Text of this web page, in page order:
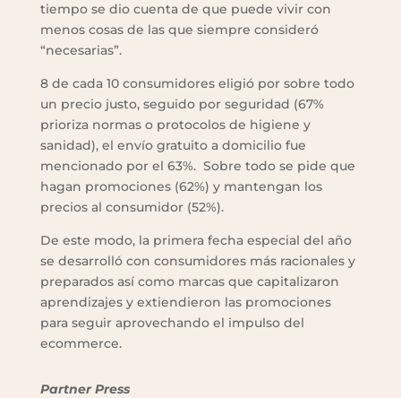
tiempo se dio cuenta de que puede vivir con
menos cosas de las que siempre consideró
“necesarias”.
8 de cada 10 consumidores eligió por sobre todo
un precio justo, seguido por seguridad (67%
prioriza normas o protocolos de higiene y
sanidad), el envío gratuito a domicilio fue
mencionado por el 63%. Sobre todo se pide que
hagan promociones (62%) y mantengan los
precios al consumidor (52%).
De este modo, la primera fecha especial del año
se desarrolló con consumidores más racionales y
preparados así como marcas que capitalizaron
aprendizajes y extiendieron las promociones
para seguir aprovechando el impulso del
ecommerce.
Partner Press